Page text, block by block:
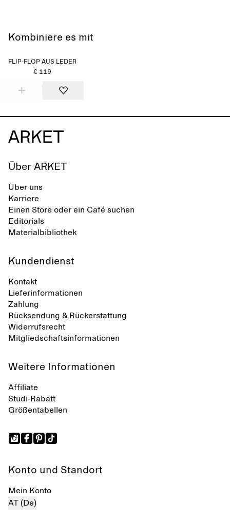
Kombiniere es mit
FLIP-FLOP AUS LEDER
€ 119
Über ARKET
Über uns
Karriere
Einen Store oder ein Café suchen
Editorials
Materialbibliothek
Kundendienst
Kontakt
Lieferinformationen
Zahlung
Rücksendung & Rückerstattung
Widerrufsrecht
Mitgliedschaftsinformationen
Weitere Informationen
Affiliate
Studi-Rabatt
Größentabellen
Konto und Standort
Mein Konto
AT (De)